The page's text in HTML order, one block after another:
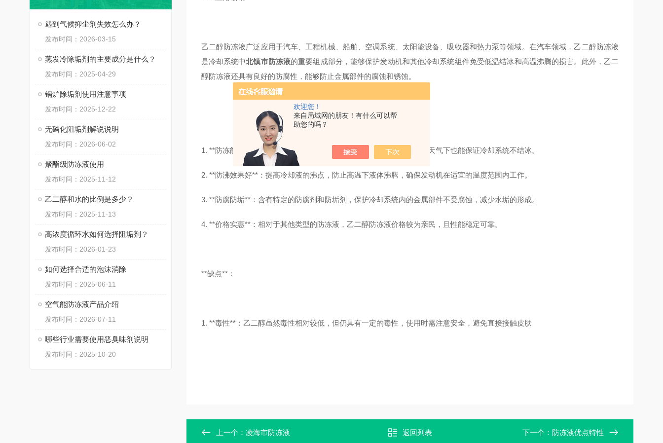
欢迎您！
来自局域网的朋友！有什么可以帮
助您的吗？
遇到气候抑尘剂失效怎么办？
发布时间：2026-03-15
蒸发冷除垢剂的主要成分是什么？
发布时间：2025-04-29
锅炉除垢剂使用注意事项
发布时间：2025-12-22
无磷化阻垢剂解说说明
发布时间：2026-06-02
聚酯级防冻液使用
发布时间：2025-11-12
乙二醇和水的比例是多少？
发布时间：2025-11-13
高浓度循环水如何选择阻垢剂？
发布时间：2026-01-23
如何选择合适的泡沫消除
发布时间：2025-06-11
空气能防冻液产品介绍
发布时间：2026-07-11
哪些行业需要使用恶臭味剂说明
发布时间：2025-10-20
乙二醇防冻液广泛应用于汽车、工程机械、船舶、空调系统、太阳能设备、吸收器和热力泵等领域。在汽车领域，乙二醇防冻液
是冷却系统中北镇市防冻液的重要组成部分，能够保护发动机和其他冷却系统组件免受低温结冰和高温沸腾的损害。此外，乙二
醇防冻液还具有良好的防腐性，能够防止金属部件的腐蚀和锈蚀。
1. **防冻能力强**：乙二醇防冻液可以显著降低水的冰点，即使在极寒天气下也能保证冷却系统不结冰。
2. **防沸效果好**：提高冷却液的沸点，防止高温下液体沸腾，确保发动机在适宜的温度范围内工作。
3. **防腐防垢**：含有特定的防腐剂和防垢剂，保护冷却系统内的金属部件不受腐蚀，减少水垢的形成。
4. **价格实惠**：相对于其他类型的防冻液，乙二醇防冻液价格较为亲民，且性能稳定可靠。
**缺点**：
1. **毒性**：乙二醇虽然毒性相对较低，但仍具有一定的毒性，使用时需注意安全，避免直接接触皮肤
上一个： 凌海市防冻液 返回列表 下一个： 防冻液优点特性